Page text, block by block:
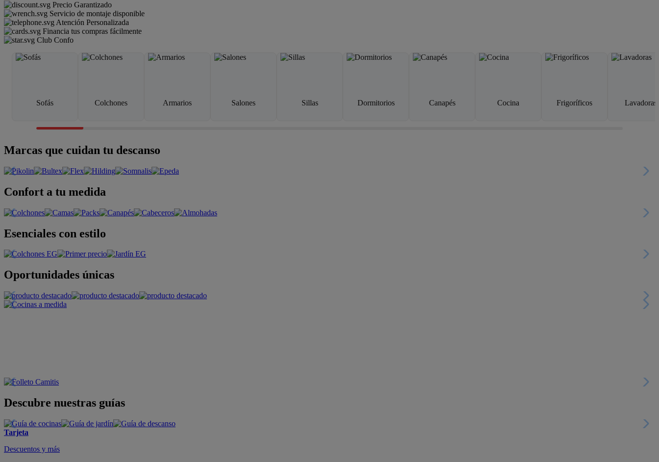
Precio Garantizado
Servicio de montaje disponible
Atención Personalizada
Financia tus compras fácilmente
Club Confo
Sofás Colchones Armarios Salones Sillas Dormitorios Canapés Cocina Frigoríficos Lavadoras
Marcas que cuidan tu descanso
Confort a tu medida
Esenciales con estilo
Oportunidades únicas
Descubre nuestras guías
Tarjeta
Descuentos y más